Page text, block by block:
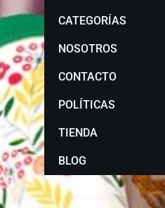
CATEGORÍAS
NOSOTROS
CONTACTO
POLÍTICAS
TIENDA
BLOG